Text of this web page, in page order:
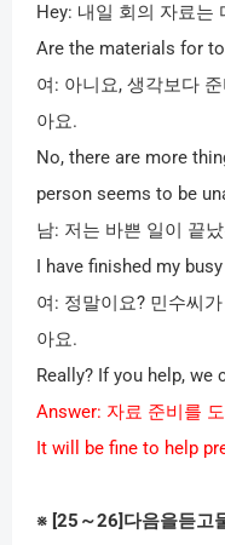
Hey: 내일 회의 자료는
Are the materials for
여 : 아니요, 생각보다
아요.
No, there are more
person seems to be
남: 저는 바쁜 일이 끝
I have finished my
여 : 정말이요? 민수씨
아요.
Really? If you help, we
Answer: 자료 준비를
It will be fine to help
※ [25 ～26] 다음을듣고